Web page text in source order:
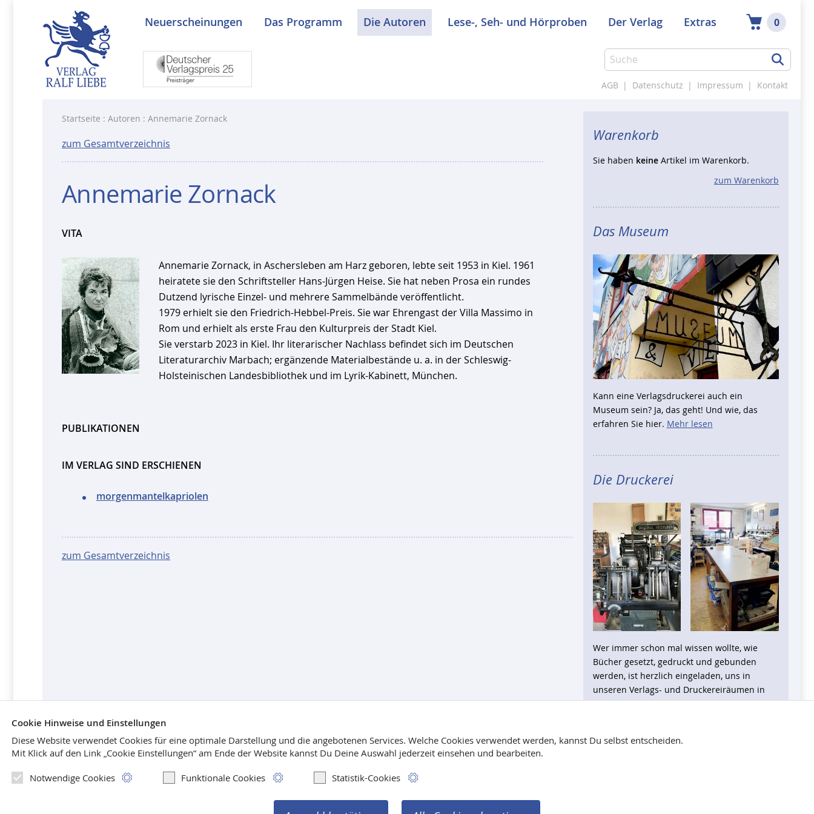
Neuerscheinungen Das Programm Die Autoren Lese-, Seh- und Hörproben Der Verlag Extras 0
AGB | Datenschutz | Impressum | Kontakt
Startseite : Autoren : Annemarie Zornack
zum Gesamtverzeichnis
Annemarie Zornack
VITA
Annemarie Zornack, in Aschersleben am Harz geboren, lebte seit 1953 in Kiel. 1961
heiratete sie den Schriftsteller Hans-Jürgen Heise. Sie hat neben Prosa ein rundes
Dutzend lyrische Einzel- und mehrere Sammelbände veröffentlicht.
1979 erhielt sie den Friedrich-Hebbel-Preis. Sie war Ehren­gast der Villa Massimo in
Rom und erhielt als erste Frau den Kulturpreis der Stadt Kiel.
Sie verstarb 2023 in Kiel. Ihr literarischer Nachlass befindet sich im Deutschen
Literaturarchiv Marbach; ergänzende Materialbestände u. a. in der Schleswig-
Holsteinischen Landesbibliothek und im Lyrik-Kabinett, München.
PUBLIKATIONEN
IM VERLAG SIND ERSCHIENEN
morgenmantelkapriolen
zum Gesamtverzeichnis
Warenkorb
Sie haben keineArtikel im Warenkorb.
zum Warenkorb
Das Museum
Kann eine Verlagsdruckerei auch ein
Museum sein? Ja, das geht! Und wie, das
erfahren Sie hier. Mehr lesen
Die Druckerei
Wer immer schon mal wissen wollte, wie
Bücher gesetzt, gedruckt und gebunden
werden, ist herzlich eingeladen, uns in
unseren Verlags- und Druckereiräumen in
Weilerswist zu besuchen.Mehr lesen
Neuerscheinungen |Das Programm|Die Autoren|Der Verlag
Extras
Cookie Hinweise und Einstellungen
Diese Website verwendet Cookies für eine optimale Darstellung und die angebotenen Services. Welche Cookies verwendet werden, kannst Du selbst entscheiden.
Mit Klickauf den Link „Cookie Einstellungen“ am Ende der Website kannst Du Deine Auswahl jederzeit einsehen und bearbeiten.
Notwendige Cookies Funktionale Cookies Statistik-Cookies